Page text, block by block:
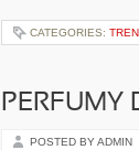
CATEGORIES:
PERFUMY
POSTED BY ADMIN